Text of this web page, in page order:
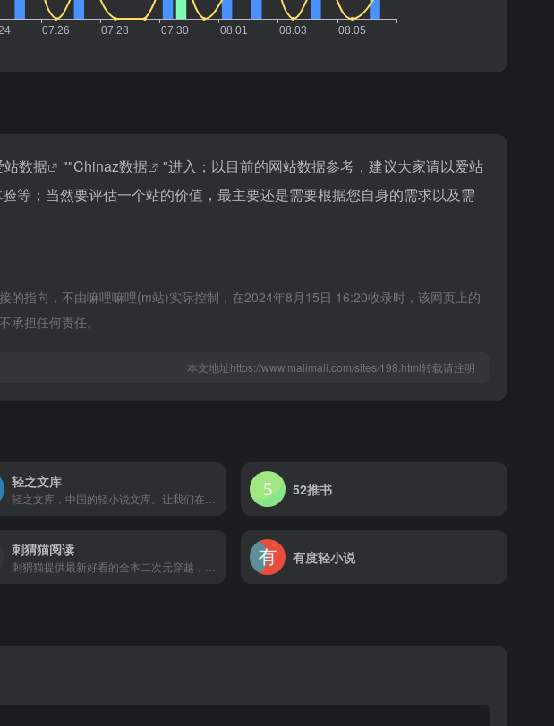
站数据 ""Chinaz数据
"进入；以目前的网站数据参考，建议大家请以爱站
等；当然要评估一个站的价值，最主要还是需要根据您自身的需求以及需
指向，不由嘛哩嘛哩(m站)实际控制，在2024年8月15日 16:20收录时，该网页上的
担任何责任。
本文地址https://www.malimali.com/sites/198.html转载请注明
轻之文库 52推书
刺猬猫阅读 有度轻小说